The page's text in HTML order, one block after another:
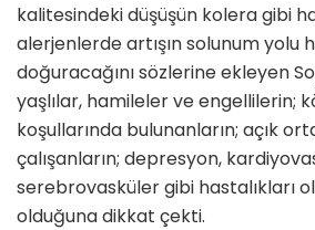
kalitesindeki düşüşün kolera gibi
alerjenlerde artışın solunum yolu
doğuracağını sözlerine ekleyen
yaşlılar, hamileler ve engellilerin;
koşullarında bulunanların; açık
çalışanların; depresyon,
serebrovasküler gibi hastalıkları
olduğuna dikkat çekti.